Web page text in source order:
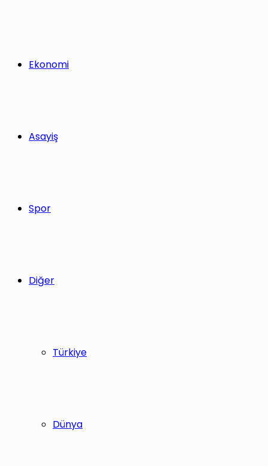
Ekonomi
Asayiş
Spor
Diğer
Türkiye
Dünya